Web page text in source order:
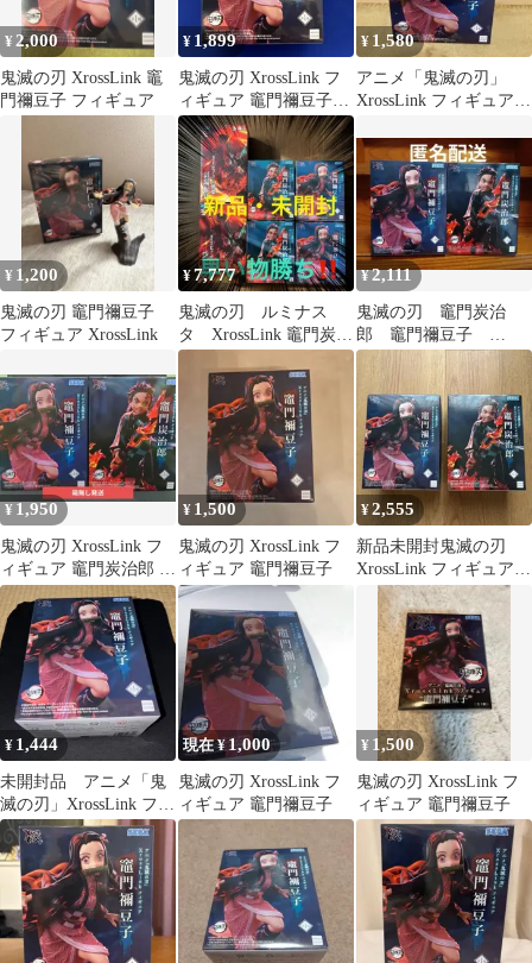
¥ 2,000
鬼滅の刃 XrossLink 竈
門禰豆子 フィギュア
¥ 1,899
鬼滅の刃 XrossLink フ
ィギュア 竈門禰豆子
〈新品・未開封〉
¥ 1,580
アニメ「鬼滅の刃」
XrossLink フィギュア
¥ 1,200
鬼滅の刃 竈門禰豆子
フィギュア XrossLink
¥7,777
鬼滅の刃 ルミナス
タ XrossLink 竈門炭治
郎 竈門禰豆子 フィギ
ュア6体
¥2,111
鬼滅の刃 竈門炭治
郎 竈門禰豆子
XrossLinkフィギュア
新品未開封
¥ 1,950
鬼滅の刃 XrossLink フ
ィギュア 竈門炭治郎 竈
門禰豆子 2種
¥ 1,500
鬼滅の刃 XrossLink フ
ィギュア 竈門禰豆子
¥2,555
新品未開封鬼滅の刃
XrossLink フィギュア
竈門炭治郎 竈門禰豆子
2体
¥ 1,444
未開封品 アニメ「鬼
滅の刃」XrossLink フィ
ギュア 竈門禰豆子
現在 ¥1,000
鬼滅の刃 XrossLink フ
ィギュア 竈門禰豆子
¥ 1,500
鬼滅の刃 XrossLink フ
ィギュア 竈門禰豆子